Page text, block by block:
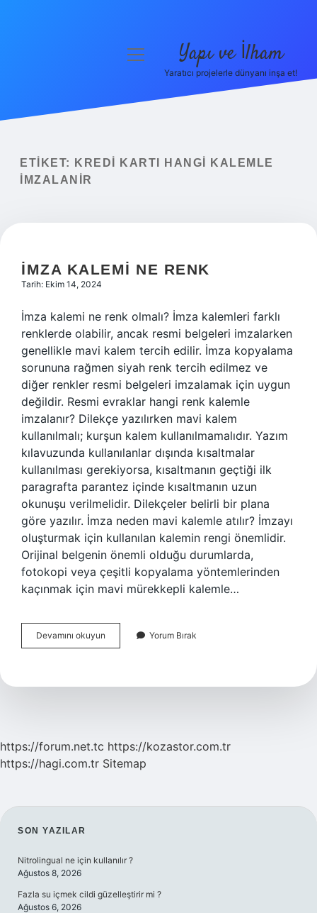
Yasal Uyarı
menüyü
Yapı ve İlham
Yaratıcı projelerle dünyanı inşa et!
ETIKET:
KREDI KARTI HANGI KALEMLE
IMZALANIR
İMZA KALEMI NE RENK
Tarih: Ekim 14, 2024
İmza kalemi ne renk olmalı? İmza kalemleri farklı
renklerde olabilir, ancak resmi belgeleri imzalarken
genellikle mavi kalem tercih edilir. İmza kopyalama
sorununa rağmen siyah renk tercih edilmez ve
diğer renkler resmi belgeleri imzalamak için uygun
değildir. Resmi evraklar hangi renk kalemle
imzalanır? Dilekçe yazılırken mavi kalem
kullanılmalı; kurşun kalem kullanılmamalıdır. Yazım
kılavuzunda kullanılanlar dışında kısaltmalar
kullanılması gerekiyorsa, kısaltmanın geçtiği ilk
paragrafta parantez içinde kısaltmanın uzun
okunuşu verilmelidir. Dilekçeler belirli bir plana
göre yazılır. İmza neden mavi kalemle atılır? İmzayı
oluşturmak için kullanılan kalemin rengi önemlidir.
Orijinal belgenin önemli olduğu durumlarda,
fotokopi veya çeşitli kopyalama yöntemlerinden
kaçınmak için mavi mürekkepli kalemle…
Devamını okuyun
Kalemi
Yorum Bırak
https://forum.net.tc https://kozastor.com.tr
https://hagi.com.tr Sitemap
SIDEBAR
SON YAZILAR
Nitrolingual ne için kullanılır ?
Ağustos 8, 2026
Fazla su içmek cildi güzelleştirir mi ?
Ağustos 6, 2026